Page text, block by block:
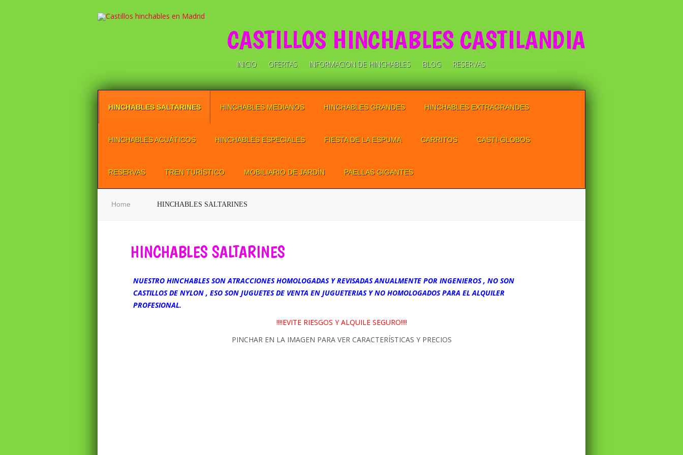
CASTILLOS HINCHABLES CASTILANDIA
INICIO OFERTAS INFORMACION DE HINCHABLES BLOG RESERVAS
HINCHABLES SALTARINES HINCHABLES MEDIANOS HINCHABLES GRANDES HINCHABLES EXTRAGRANDES
HINCHABLES ACUÁTICOS HINCHABLES ESPECIALES FIESTA DE LA ESPUMA CARRITOS CASTI-GLOBOS
RESERVAS TREN TURÍSTICO MOBILIARIO DE JARDÍN PAELLAS GIGANTES
Home HINCHABLES SALTARINES
HINCHABLES SALTARINES
NUESTRO HINCHABLES SON ATRACCIONES HOMOLOGADAS Y REVISADAS ANUALMENTE POR INGENIEROS , NO SON
CASTILLOS DE NYLON , ESO SON JUGUETES DE VENTA EN JUGUETERIAS Y NO HOMOLOGADOS PARA EL ALQUILER
PROFESIONAL.
!!!!EVITE RIESGOS Y ALQUILE SEGURO!!!!
PINCHAR EN LA IMAGEN PARA VER CARACTERÍSTICAS Y PRECIOS